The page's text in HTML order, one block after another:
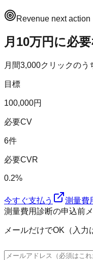
Revenue next action
月10万円に必
月間3,000クリックのう
目標
100,000円
必要CV
6件
必要CVR
0.2%
今すぐ支払う 測量費
測量費用診断の申込前
メールだけでOK（入